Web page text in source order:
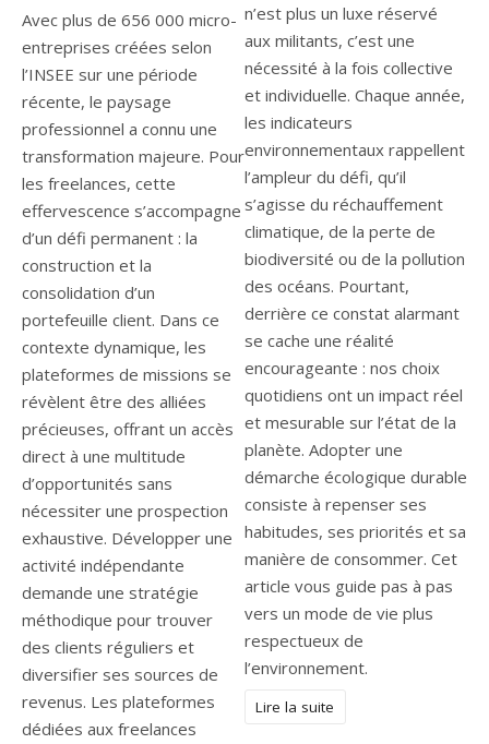
Avec plus de 656 000 micro-
entreprises créées selon
l’INSEE sur une période
récente, le paysage
professionnel a connu une
transformation majeure. Pour
les freelances, cette
effervescence s’accompagne
d’un défi permanent : la
construction et la
consolidation d’un
portefeuille client. Dans ce
contexte dynamique, les
plateformes de missions se
révèlent être des alliées
précieuses, offrant un accès
direct à une multitude
d’opportunités sans
nécessiter une prospection
exhaustive. Développer une
activité indépendante
demande une stratégie
méthodique pour trouver
des clients réguliers et
diversifier ses sources de
revenus. Les plateformes
dédiées aux freelances
n’est plus un luxe réservé
aux militants, c’est une
nécessité à la fois collective
et individuelle. Chaque année,
les indicateurs
environnementaux rappellent
l’ampleur du défi, qu’il
s’agisse du réchauffement
climatique, de la perte de
biodiversité ou de la pollution
des océans. Pourtant,
derrière ce constat alarmant
se cache une réalité
encourageante : nos choix
quotidiens ont un impact réel
et mesurable sur l’état de la
planète. Adopter une
démarche écologique durable
consiste à repenser ses
habitudes, ses priorités et sa
manière de consommer. Cet
article vous guide pas à pas
vers un mode de vie plus
respectueux de
l’environnement.
Lire la suite